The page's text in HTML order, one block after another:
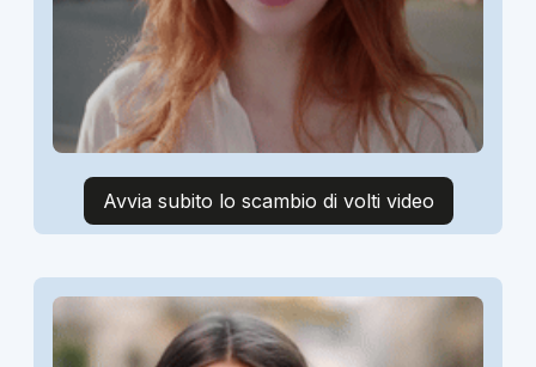
Avvia subito lo scambio di volti video